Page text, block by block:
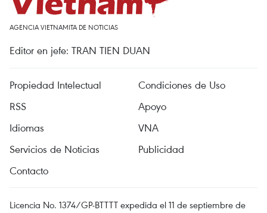
AGENCIA VIETNAMITA DE NOTICIAS
Editor en jefe: TRAN TIEN DUAN
Propiedad Intelectual
Condiciones de Uso
RSS
Apoyo
Idiomas
VNA
Servicios de Noticias
Publicidad
Contacto
Licencia No. 1374/GP-BTTTT expedida el 11 de septiembre de